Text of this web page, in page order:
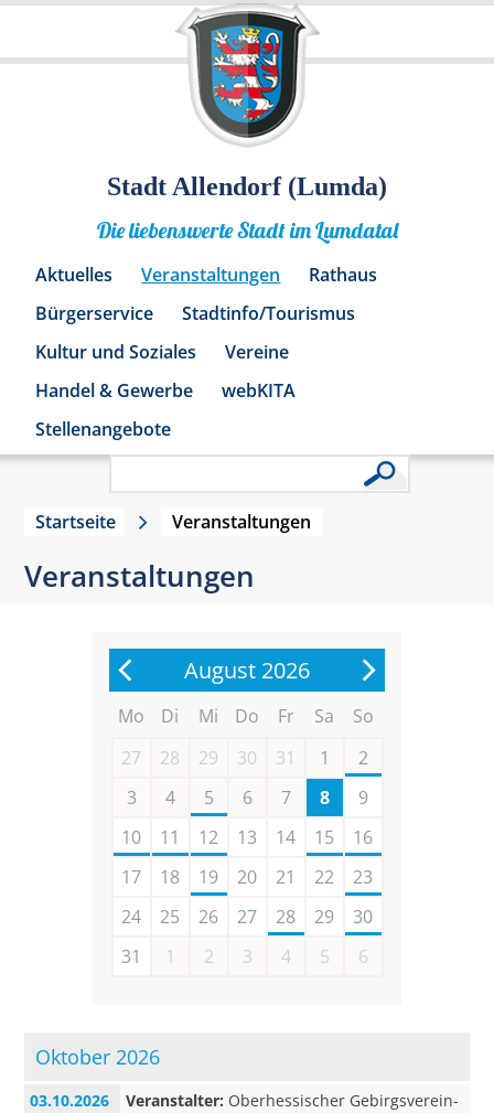
Stadt Allendorf (Lumda)
Die liebenswerte Stadt im Lumdatal
Aktuelles Veranstaltungen
Rathaus
Bürgerservice
Stadtinfo/Tourismus
Kultur und Soziales
Vereine
Handel & Gewerbe
webKITA
Stellenangebote
Startseite Veranstaltungen
Veranstaltungen
August 2026
Mo Di Mi Do Fr Sa
So
27
28 29 30 31 1
2
3
4 5 6 7 8
9
10
11 12 13 14 15
16
17
18 19 20 21 22
23
24
25 26 27 28 29
30
31
1 2 3 4 5 6
Oktober 2026
03.10.2026 Veranstalter: Oberhessischer Gebirgsverein-